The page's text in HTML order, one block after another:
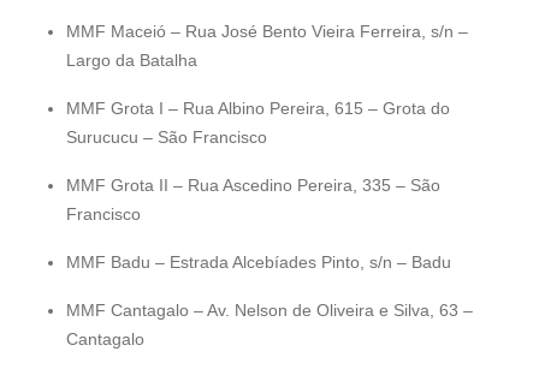
MMF Maceió – Rua José Bento Vieira Ferreira, s/n –
Largo da Batalha
MMF Grota I – Rua Albino Pereira, 615 – Grota do
Surucucu – São Francisco
MMF Grota II – Rua Ascedino Pereira, 335 – São
Francisco
MMF Badu – Estrada Alcebíades Pinto, s/n – Badu
MMF Cantagalo – Av. Nelson de Oliveira e Silva, 63 –
Cantagalo